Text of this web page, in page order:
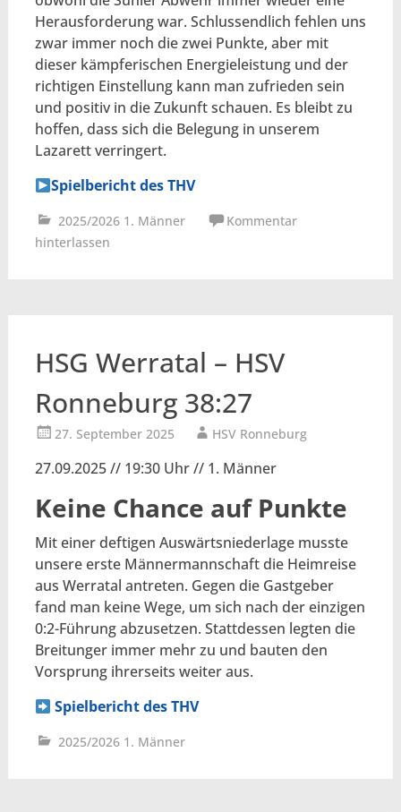
Herausforderung war. Schlussendlich fehlen uns
zwar immer noch die zwei Punkte, aber mit
dieser kämpferischen Energieleistung und der
richtigen Einstellung kann man zufrieden sein
und positiv in die Zukunft schauen. Es bleibt zu
hoffen, dass sich die Belegung in unserem
Lazarett verringert.
Spielbericht des THV
2025/2026 1. Männer
Kommentar
hinterlassen
HSG Werratal – HSV
Ronneburg 38:27
27. September 2025 HSV Ronneburg
27.09.2025 // 19:30 Uhr // 1. Männer
Keine Chance auf Punkte
Mit einer deftigen Auswärtsniederlage musste
unsere erste Männermannschaft die Heimreise
aus Werratal antreten. Gegen die Gastgeber
fand man keine Wege, um sich nach der einzigen
0:2-Führung abzusetzen. Stattdessen legten die
Breitunger immer mehr zu und bauten den
Vorsprung ihrerseits weiter aus.
Spielbericht des THV
2025/2026 1. Männer